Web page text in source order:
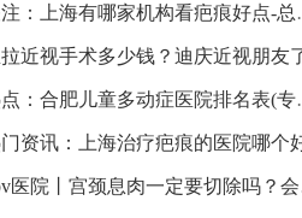
海有哪家机构看疤痕好点-总榜名单公开-上海瑞椿医院怎么样？
视手术多少钱？迪庆近视朋友了解费用构成与价
肥儿童多动症医院排名表(专业儿童专注力)合肥天使儿童医院榜单
上海治疗疤痕的医院哪个好点“实时公开”上海哪里有看治疗疤痕的
院丨宫颈息肉一定要切除吗？会癌变吗